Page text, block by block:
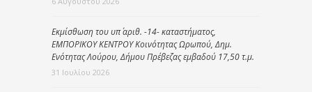
Εκμίσθωση του υπ΄ αριθ. -14- καταστήματος,
ΕΜΠΟΡΙΚΟΥ ΚΕΝΤΡΟΥ Κοινότητας Ωρωπού, Δημ.
Ενότητας Λούρου, Δήμου Πρέβεζας εμβαδού 17,50 τ.μ.
31 Ιουλίου 2026